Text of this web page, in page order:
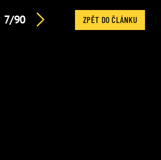
7/90 ZPĚT DO ČLÁNKU